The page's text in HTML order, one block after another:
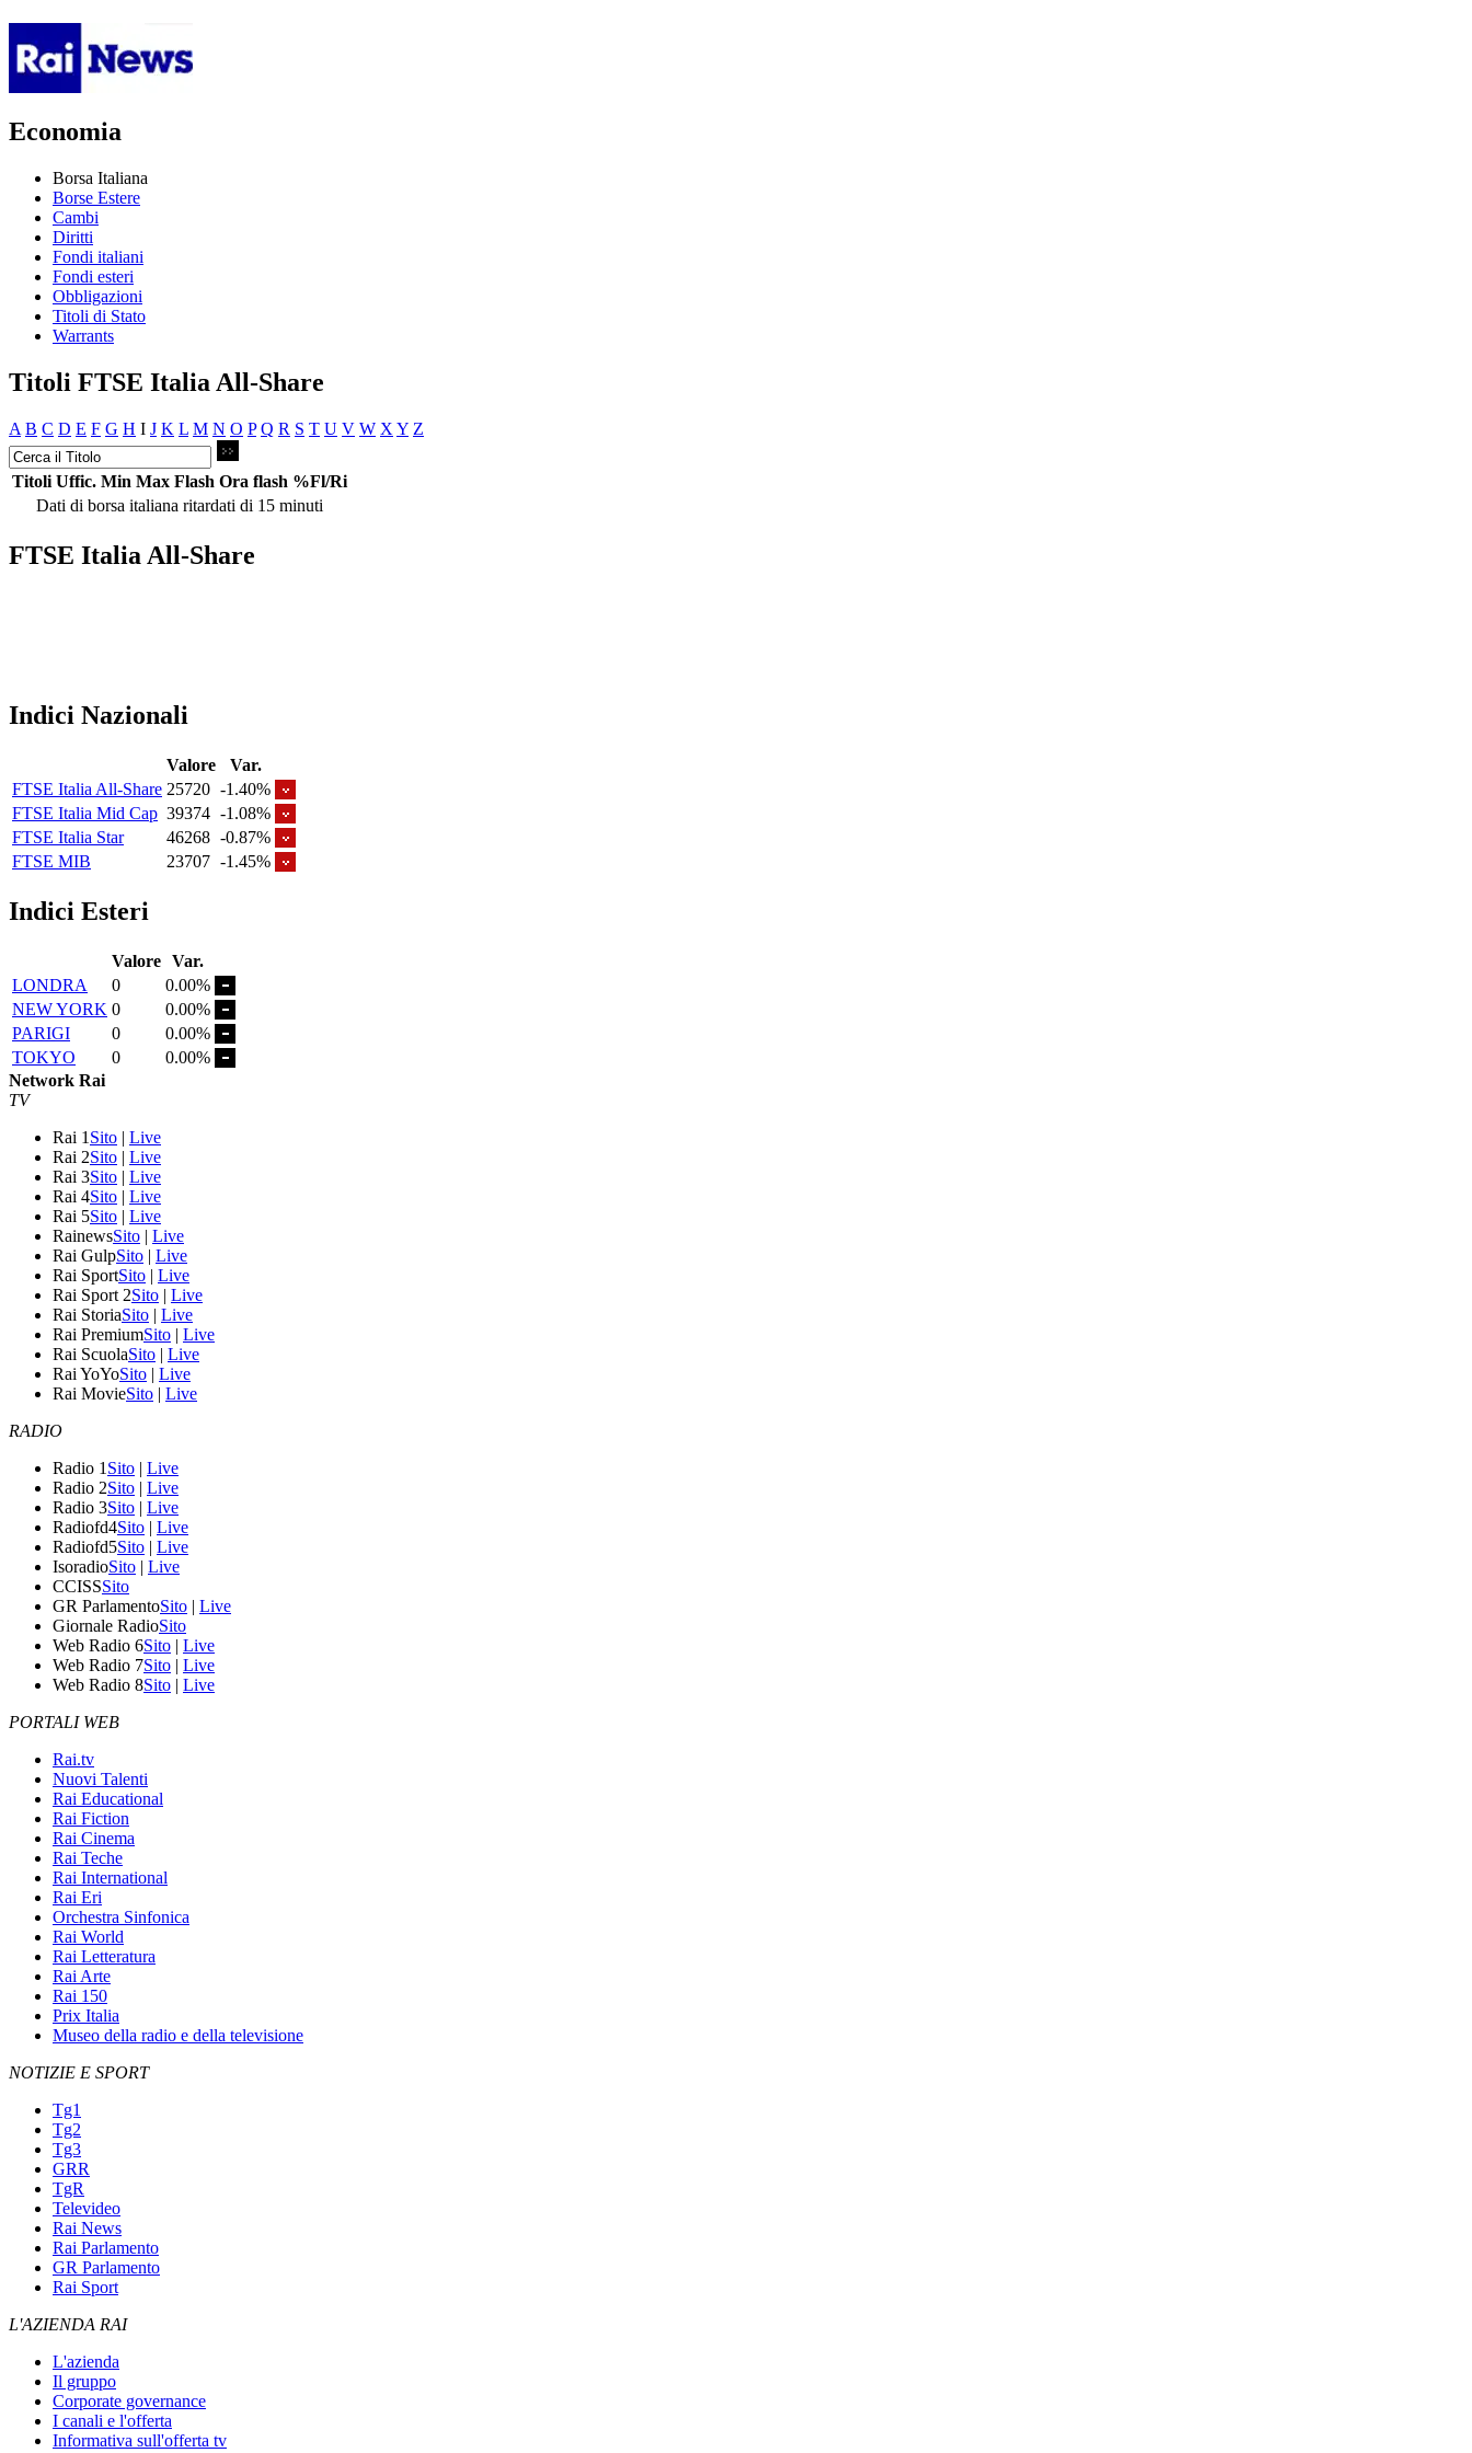
Economia
Borsa Italiana
Borse Estere
Cambi
Diritti
Fondi italiani
Fondi esteri
Obbligazioni
Titoli di Stato
Warrants
Titoli FTSE Italia All-Share
A B C D E F G H I J K L M N O P Q R S T U V W X Y Z
Titoli Uffic. Min Max Flash Ora flash %Fl/Ri
Dati di borsa italiana ritardati di 15 minuti
FTSE Italia All-Share
Indici Nazionali
Valore
Var.
FTSE Italia All-Share 25720 -1.40%
FTSE Italia Mid Cap 39374 -1.08%
FTSE Italia Star
46268 -0.87%
FTSE MIB
23707 -1.45%
Indici Esteri
Valore Var.
LONDRA
0
0.00%
NEW YORK 0
0.00%
PARIGI
0
0.00%
TOKYO
0
0.00%
Network Rai
TV
Rai 1 Sito | Live
Rai 2Sito | Live
Rai 3Sito | Live
Rai 4Sito | Live
Rai 5Sito | Live
RainewsSito | Live
Rai GulpSito | Live
Rai SportSito | Live
Rai Sport 2Sito | Live
Rai StoriaSito | Live
Rai PremiumSito | Live
Rai ScuolaSito | Live
Rai YoYoSito | Live
Rai MovieSito | Live
RADIO
Radio 1 Sito | Live
Radio 2Sito | Live
Radio 3Sito | Live
Radiofd4Sito | Live
Radiofd5Sito | Live
IsoradioSito | Live
CCISSSito
GR ParlamentoSito | Live
Giornale RadioSito
Web Radio 6Sito | Live
Web Radio 7Sito | Live
Web Radio 8Sito | Live
PORTALI WEB
Rai.tv
Nuovi Talenti
Rai Educational
Rai Fiction
Rai Cinema
Rai Teche
Rai International
Rai Eri
Orchestra Sinfonica
Rai World
Rai Letteratura
Rai Arte
Rai 150
Prix Italia
Museo della radio e della televisione
NOTIZIE E SPORT
Tg1
Tg2
Tg3
GRR
TgR
Televideo
Rai News
Rai Parlamento
GR Parlamento
Rai Sport
L'AZIENDA RAI
L'azienda
Il gruppo
Corporate governance
I canali e l'offerta
Informativa sull'offerta tv